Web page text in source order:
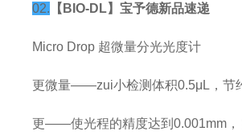
02. 【BIO-DL】宝予德新品速递
Micro Drop 超微量分光光度计
更微量——zui小检测体积0.5μL，节
更——使光程的精度达到0.001mm，